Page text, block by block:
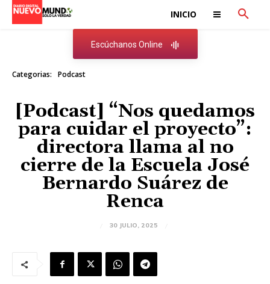
INICIO
Escúchanos Online
Categorias: Podcast
[Podcast] “Nos quedamos
para cuidar el proyecto”:
directora llama al no
cierre de la Escuela José
Bernardo Suárez de
Renca
30 JULIO, 2025